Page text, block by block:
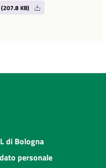
(207.8 KB)
di Bologna
personale